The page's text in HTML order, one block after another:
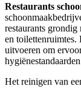
Restaurants
restaurants grondig
en toilettenruimtes.
uitvoeren om
Het reinigen van